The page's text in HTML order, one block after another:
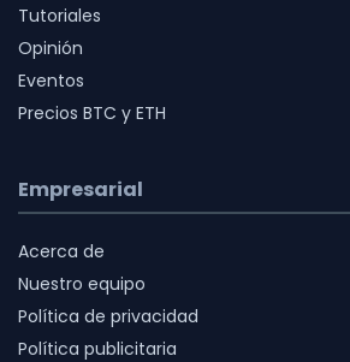
Tutoriales
Opinión
Eventos
Precios BTC y ETH
Empresarial
Acerca de
Nuestro equipo
Política de privacidad
Política publicitaria